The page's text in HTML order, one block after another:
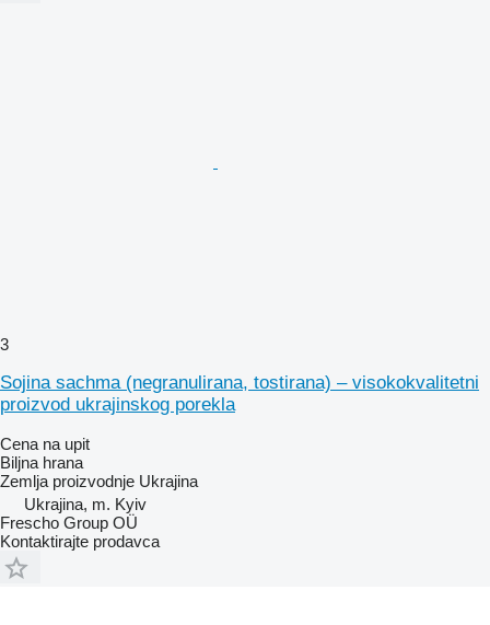
3
Soјina sachma (negranulirana, tostirana) – visokokvalitetni
proizvod ukraјinskog porekla
Cena na upit
Biljna hrana
Zemlja proizvodnje Ukrajina
Ukrajina, m. Kyiv
Frescho Group OÜ
Kontaktirajte prodavca